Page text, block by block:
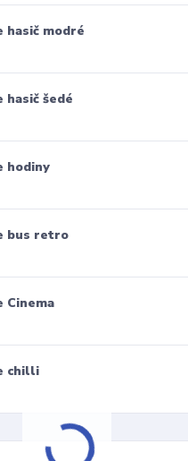
hasič modré
hasič šedé
hodiny
bus retro
Cinema
chilli